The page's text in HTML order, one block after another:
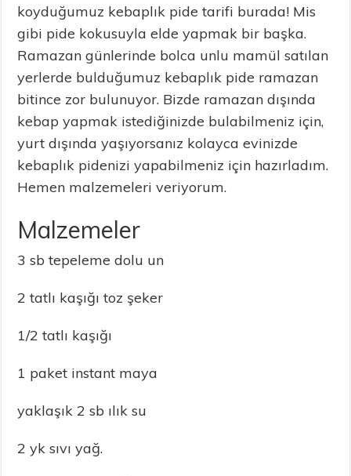
koyduğumuz kebaplık pide tarifi burada! Mis
gibi pide kokusuyla elde yapmak bir başka.
Ramazan günlerinde bolca unlu mamül satılan
yerlerde bulduğumuz kebaplık pide ramazan
bitince zor bulunuyor. Bizde ramazan dışında
kebap yapmak istediğinizde bulabilmeniz için,
yurt dışında yaşıyorsanız kolayca evinizde
kebaplık pidenizi yapabilmeniz için hazırladım.
Hemen malzemeleri veriyorum.
Malzemeler
3 sb tepeleme dolu un
2 tatlı kaşığı toz şeker
1/2 tatlı kaşığı
1 paket instant maya
yaklaşık 2 sb ılık su
2 yk sıvı yağ.